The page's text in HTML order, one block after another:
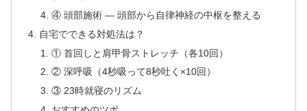
④ 頭部施術 — 頭部から自律神経の中枢を整える
自宅でできる対処法は？
① 首回しと肩甲骨ストレッチ（各10回）
② 深呼吸（4秒吸って8秒吐く×10回）
③ 23時就寝のリズム